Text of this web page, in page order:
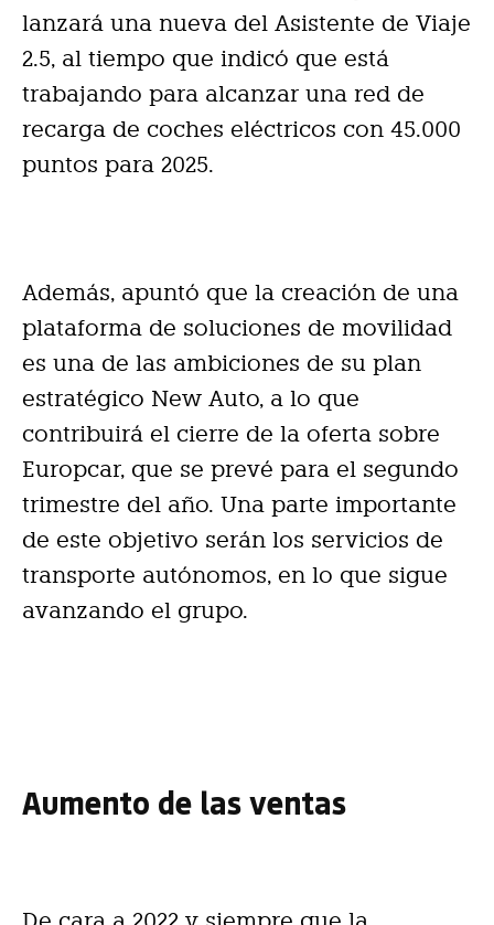
lanzará una nueva del Asistente de Viaje
2.5, al tiempo que indicó que está
trabajando para alcanzar una red de
recarga de coches eléctricos con 45.000
puntos para 2025.
Además, apuntó que la creación de una
plataforma de soluciones de movilidad
es una de las ambiciones de su plan
estratégico New Auto, a lo que
contribuirá el cierre de la oferta sobre
Europcar, que se prevé para el segundo
trimestre del año. Una parte importante
de este objetivo serán los servicios de
transporte autónomos, en lo que sigue
avanzando el grupo.
Aumento de las ventas